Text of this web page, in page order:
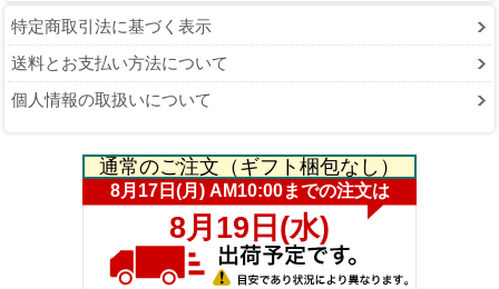
特定商取引法に基づく表示
送料とお支払い方法について
個人情報の取扱いについて
通常のご注文（ギフト梱包なし）